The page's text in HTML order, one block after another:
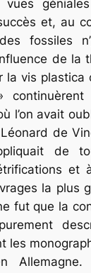
vues
et, au
fossiles
de la
la vis plastica
l’on avait
de
de
et
la plus
fut que la
les